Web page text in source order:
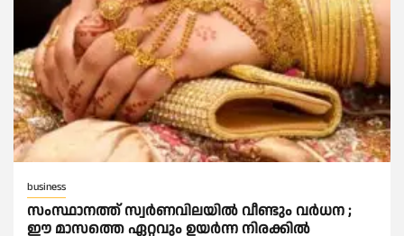
business
സംസ്ഥാനത്ത് സ്വര്‍ണവിലയില്‍ വീണ്ടും വര്‍ധന ;
ഈ മാസത്തെ ഏറ്റവും ഉയര്‍ന്ന നിരക്കില്‍